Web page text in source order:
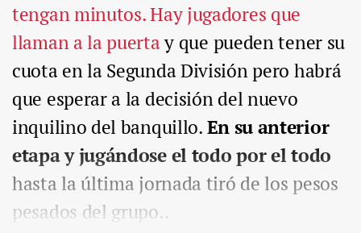
tengan minutos. Hay jugadores que
llaman a la puertay que pueden tener su
cuota en la Segunda División pero habrá
que esperar a la decisión del nuevo
inquilino del banquillo.En su anterior
etapa y jugándose el todo por el todo
hasta la última jornada tiró de los pesos
pesados del grupo..